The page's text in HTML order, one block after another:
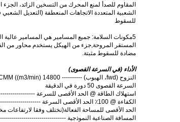
المقاوم للصدأ لمنع المحرك من التسخين الزائد،
الشعبية المتعددة الاتجاهات المنعطفة (التعديل
للسقوط
مضادة للسقوط مثبتة.
الأداء (في السرعة القصوى)
النزوح (fwd، الهبوب) ---------- 14800 CMM ((m3/min)
السرعة القصوى 50 دورة في الدقيقة
استهلاك الطاقة @ الحد الأقصى للسرعة ----------------------- 1.5
الكفاءة @ 100٪ الحد الأقصى السرعة ------------------------------ 8.53CMM / واط
الحد الأقصى للمساحة الفعالة(تختلف وفقا لارتفاعات
المسافة الصناعية النموذجية